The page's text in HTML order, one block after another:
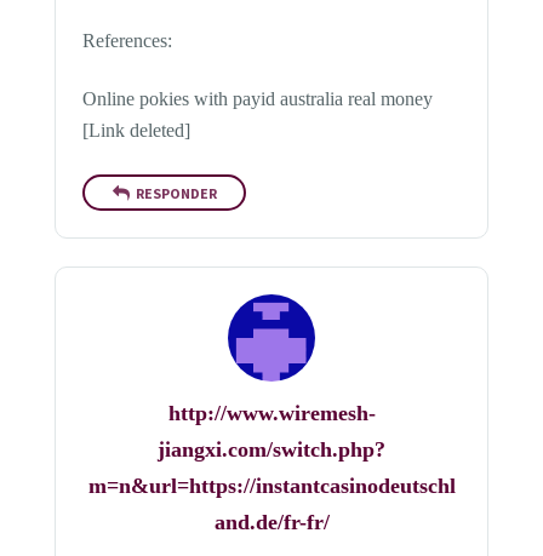
References:
Online pokies with payid australia real money
[Link deleted]
RESPONDER
http://www.wiremesh-
jiangxi.com/switch.php?
m=n&url=https://instantcasinodeutschl
and.de/fr-fr/